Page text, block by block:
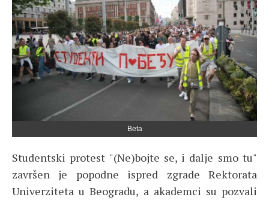
Beta
Studentski protest "(Ne)bojte se, i dalje smo tu"
završen je popodne ispred zgrade Rektorata
Univerziteta u Beogradu, a akademci su pozvali